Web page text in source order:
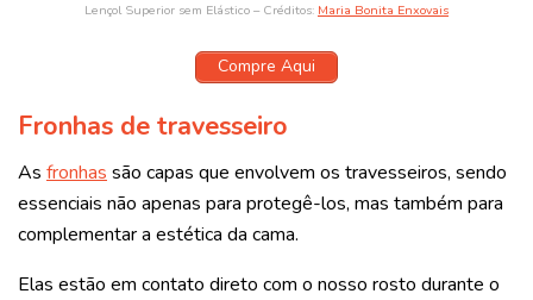
Lençol Superior sem Elástico – Créditos: Maria Bonita Enxovais
Compre Aqui
Fronhas de travesseiro
As fronhas são capas que envolvem os travesseiros, sendo
essenciais não apenas para protegê-los, mas também para
complementar a estética da cama.
Elas estão em contato direto com o nosso rosto durante o